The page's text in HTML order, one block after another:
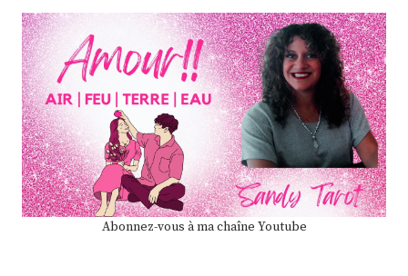
Abonnez-vous à ma chaîne Youtube